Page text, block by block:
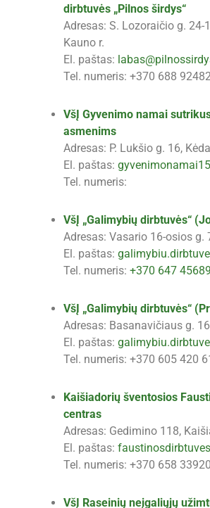
dirbtuvės „Pilnos širdys“
Adresas: S. Lozoraičio g. 24-
Kauno r.
El. paštas:
Tel. numeris: +370 688 92482
VšĮ Gyvenimo namai
asmenims
Adresas: P. Lukšio g. 16,
El. paštas:
Tel. numeris:
VšĮ „Galimybių dirbtuvės“
Adresas: Vasario 16-osios g.
El. paštas:
Tel. numeris: +370 647 45689
VšĮ „Galimybių dirbtuvės“
Adresas: Basanavičiaus g.
El. paštas:
Tel. numeris: +370 605 420
Kaišiadorių šventosios
centras
Adresas: Gedimino 118,
El. paštas:
Tel. numeris: +370 658 33920
VšĮ Raseinių neįgaliųjų